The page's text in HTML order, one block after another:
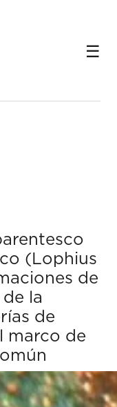
(Lophius
de
la
de
marco de